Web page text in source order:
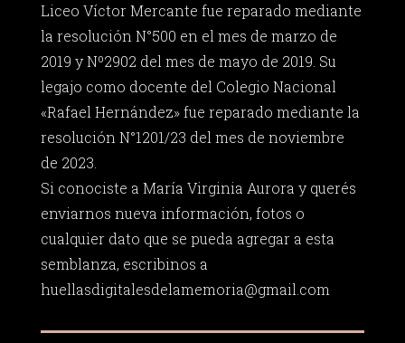
Liceo Víctor Mercante fue reparado mediante
la resolución N°500 en el mes de marzo de
2019 y Nº2902 del mes de mayo de 2019. Su
legajo como docente del Colegio Nacional
«Rafael Hernández» fue reparado mediante la
resolución N°1201/23 del mes de noviembre
de 2023.
Si conociste a María Virginia Aurora y querés
enviarnos nueva información, fotos o
cualquier dato que se pueda agregar a esta
semblanza, escribinos a
huellasdigitalesdelamemoria@gmail.com